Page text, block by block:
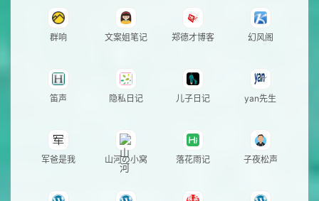
群响 文案姐笔记 郑德才博客 幻风阁
笛声 隐私日记 儿子日记 yan先生
军爸是我 山河の小窝 落花雨记 子夜松声